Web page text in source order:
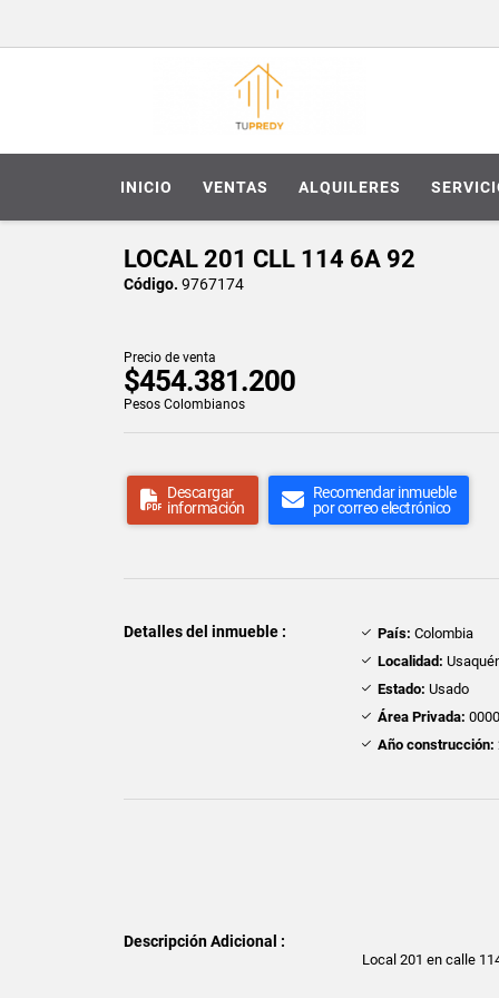
INICIO VENTAS ALQUILERES
LOCAL 201 CLL 114 6A 92
Código. 9767174
Precio de venta
$454.381.200
Pesos Colombianos
Descargar
información
Recomendar inmueble
por correo electrónico
Detalles del inmueble : País: Colombia
Localidad:
Estado: Usado
Área Privada:
Año construcción:
Descripción Adicional :
Local 201 en calle